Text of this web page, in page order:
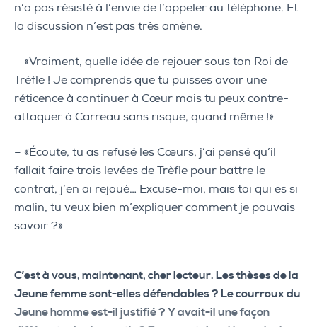
n’a pas résisté à l’envie de l’appeler au téléphone. Et
la discussion n’est pas très amène.
– «Vraiment, quelle idée de rejouer sous ton Roi de
Trèfle ! Je comprends que tu puisses avoir une
réticence à continuer à Cœur mais tu peux contre-
attaquer à Carreau sans risque, quand même !»
– «Écoute, tu as refusé les Cœurs, j’ai pensé qu’il
fallait faire trois levées de Trèfle pour battre le
contrat, j’en ai rejoué… Excuse-moi, mais toi qui es si
malin, tu veux bien m’expliquer comment je pouvais
savoir ?»
C’est à vous, maintenant, cher lecteur. Les thèses de la
Jeune femme sont-elles défendables ? Le courroux du
Jeune homme est-il justifié ? Y avait-il une façon